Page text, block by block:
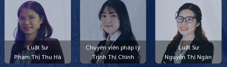
Luật Sư
Phạm Thị Thu Hà
Chuyên viên pháp lý
Trịnh Thị Chình
Luật Sư
Nguyễn Thị Ngàn